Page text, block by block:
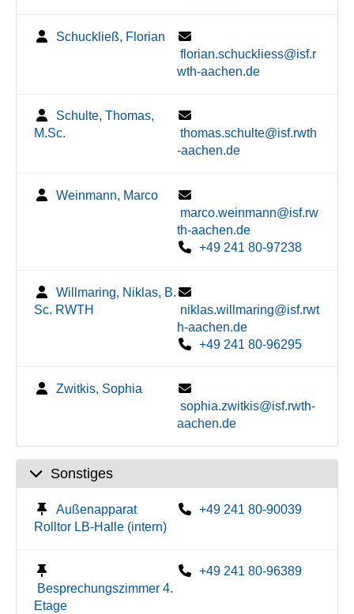
Schuckließ, Florian
florian.schuckliess@isf.r
wth-aachen.de
Schulte, Thomas,
M.Sc.
thomas.schulte@isf.rwth
-aachen.de
Weinmann, Marco
marco.weinmann@isf.rw
th-aachen.de
+49 241 80-97238
Willmaring, Niklas, B.
Sc. RWTH
niklas.willmaring@isf.rwt
h-aachen.de
+49 241 80-96295
Zwitkis, Sophia
sophia.zwitkis@isf.rwth-
aachen.de
Sonstiges
Außenapparat
Rolltor LB-Halle (intern)
+49 241 80-90039
Besprechungszimmer 4.
Etage
+49 241 80-96389